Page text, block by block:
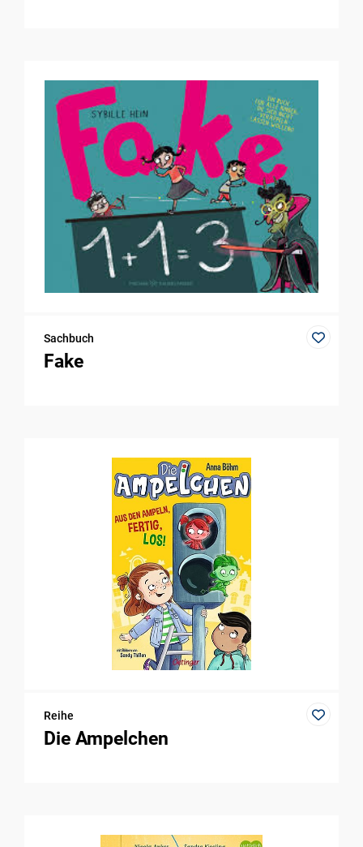
Sachbuch
Fake
Reihe
Die Ampelchen